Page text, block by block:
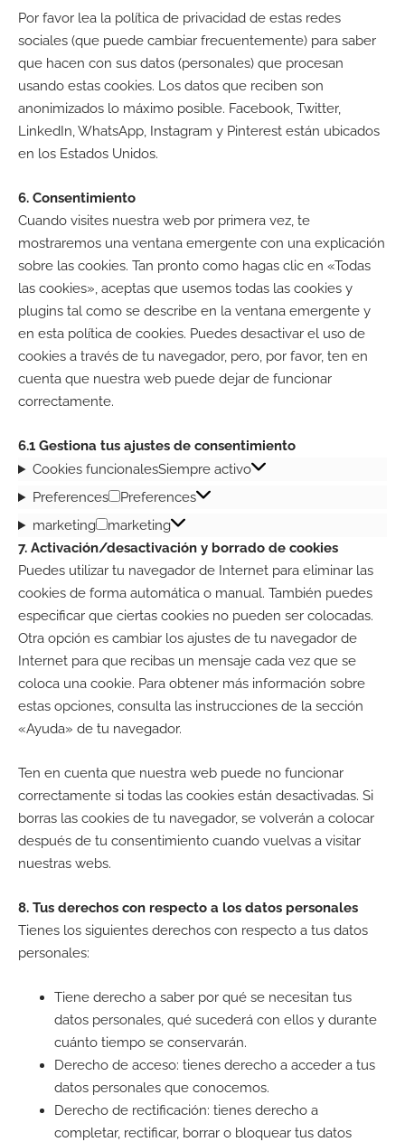
Por favor lea la política de privacidad de estas redes
sociales (que puede cambiar frecuentemente) para saber
que hacen con sus datos (personales) que procesan
usando estas cookies. Los datos que reciben son
anonimizados lo máximo posible. Facebook, Twitter,
LinkedIn, WhatsApp, Instagram y Pinterest están ubicados
en los Estados Unidos.
6. Consentimiento
Cuando visites nuestra web por primera vez, te
mostraremos una ventana emergente con una explicación
sobre las cookies. Tan pronto como hagas clic en «Todas
las cookies», aceptas que usemos todas las cookies y
plugins tal como se describe en la ventana emergente y
en esta política de cookies. Puedes desactivar el uso de
cookies a través de tu navegador, pero, por favor, ten en
cuenta que nuestra web puede dejar de funcionar
correctamente.
6.1 Gestiona tus ajustes de consentimiento
Cookies funcionalesSiempre activo
Preferences
Preferences
marketing
marketing
7. Activación/desactivación y borrado de cookies
Puedes utilizar tu navegador de Internet para eliminar las
cookies de forma automática o manual. También puedes
especificar que ciertas cookies no pueden ser colocadas.
Otra opción es cambiar los ajustes de tu navegador de
Internet para que recibas un mensaje cada vez que se
coloca una cookie. Para obtener más información sobre
estas opciones, consulta las instrucciones de la sección
«Ayuda» de tu navegador.
Ten en cuenta que nuestra web puede no funcionar
correctamente si todas las cookies están desactivadas. Si
borras las cookies de tu navegador, se volverán a colocar
después de tu consentimiento cuando vuelvas a visitar
nuestras webs.
8. Tus derechos con respecto a los datos personales
Tienes los siguientes derechos con respecto a tus datos
personales:
Tiene derecho a saber por qué se necesitan tus
datos personales, qué sucederá con ellos y durante
cuánto tiempo se conservarán.
Derecho de acceso: tienes derecho a acceder a tus
datos personales que conocemos.
Derecho de rectificación: tienes derecho a
completar, rectificar, borrar o bloquear tus datos